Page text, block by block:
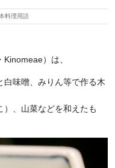
料理用語
）は、
白味噌、みりん等で作る木
、山菜などを和えたも